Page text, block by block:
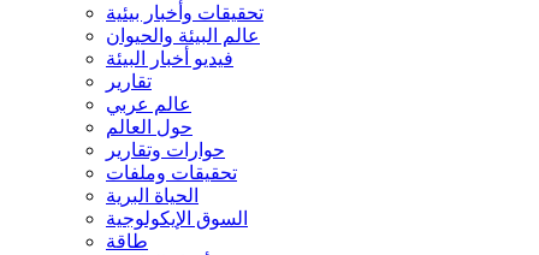
تحقيقات وأخبار بيئية
عالم البيئة والحيوان
فيديو أخبار البيئة
تقارير
عالم عربي
حول العالم
حوارات وتقارير
تحقيقات وملفات
الحياة البرية
السوق الإيكولوجية
طاقة